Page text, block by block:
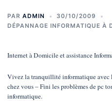
PAR ADMIN
30/10/2009
DÉPANNAGE INFORMATIQUE À
Internet à Domicile et assistance
Vivez la tranquillité informatique avec
chez vous – Fini les problèmes de pc
informatique.